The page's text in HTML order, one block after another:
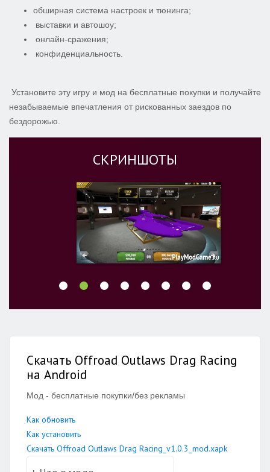
обширная система настроек и тюнинга;
выставки и автошоу;
онлайн-сражения;
конфиденциальность.
Установите эту игру и мод на бесплатные покупки и получайте
незабываемые впечатления от рискованных заездов по
бездорожью.
СКРИНШОТЫ
Скачать Offroad Outlaws Drag Racing
на Android
Мод - бесплатные покупки/без рекламы
Как обновить
Как установить
Скачать Offroad Outlaws Drag Racing_v1.0.3_mod.xapk